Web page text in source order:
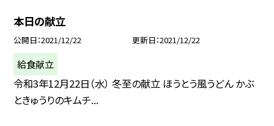
本日の献立
公開日 2021/12/22 更新日 2021/12/22
給食献立
令和3年12月22日（水） 冬至の献立 ほうとう風うどん かぶ
ときゅうりのキムチ...